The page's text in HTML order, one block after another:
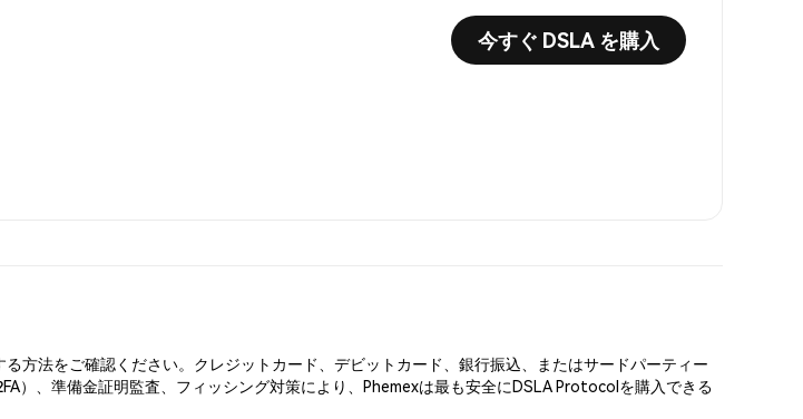
今すぐ DSLA を購入
方法をご確認ください。クレジットカード、デビットカード、銀行振込、またはサードパーティー
）、準備金証明監査、フィッシング対策により、Phemexは最も安全にDSLA Protocolを購入できる